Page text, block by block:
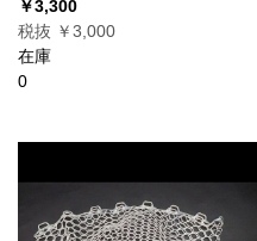
￥3,300
税抜 ￥3,000
在庫
0